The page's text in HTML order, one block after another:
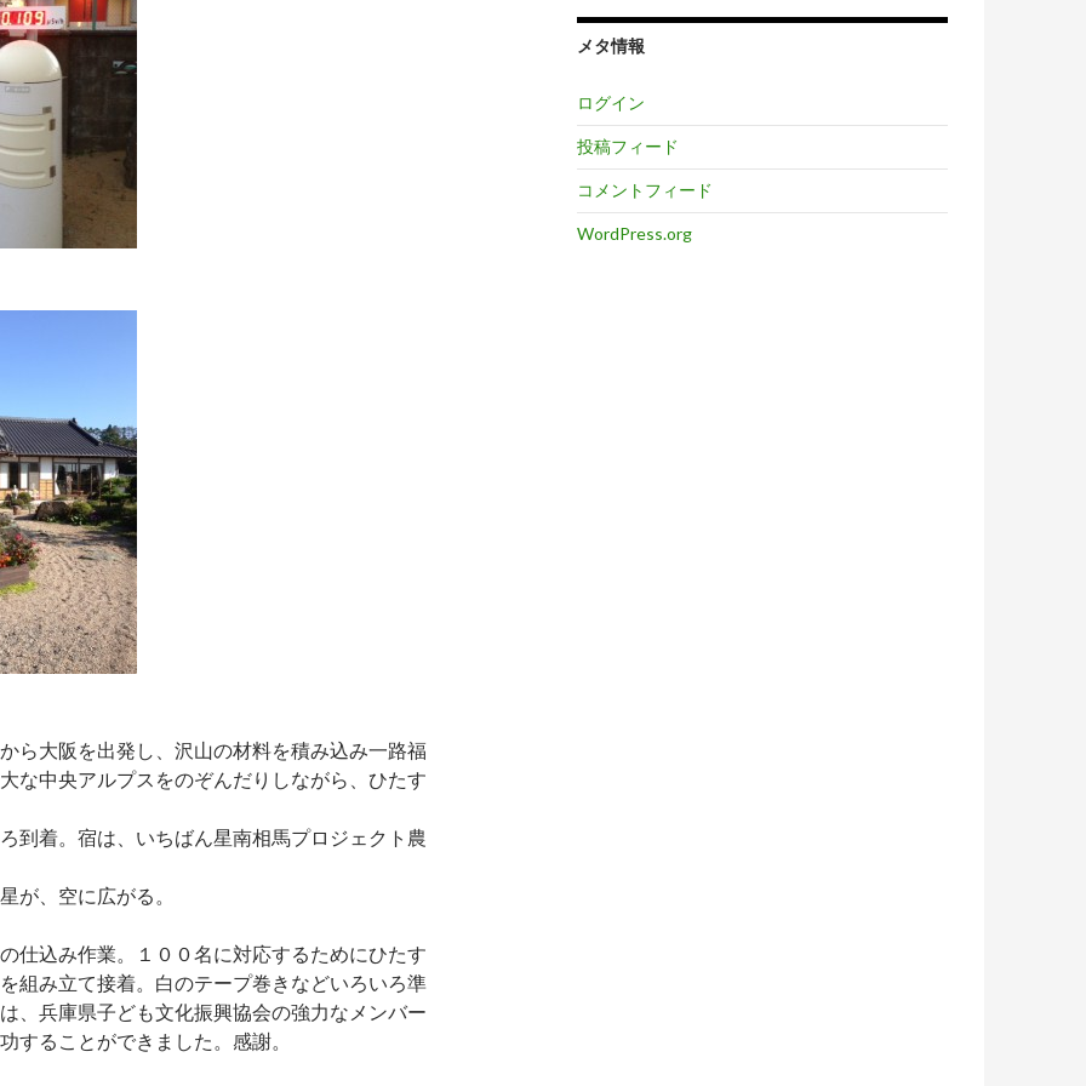
ら大阪を出発し、沢山の材料を積み込み一路福
な中央アルプスをのぞんだりしながら、ひたす
到着。宿は、いちばん星南相馬プロジェクト農
が、空に広がる。
仕込み作業。１００名に対応するためにひたす
組み立て接着。白のテープ巻きなどいろいろ準
、兵庫県子ども文化振興協会の強力なメンバー
することができました。感謝。
メタ情報
ログイン
投稿フィード
コメントフィード
WordPress.org